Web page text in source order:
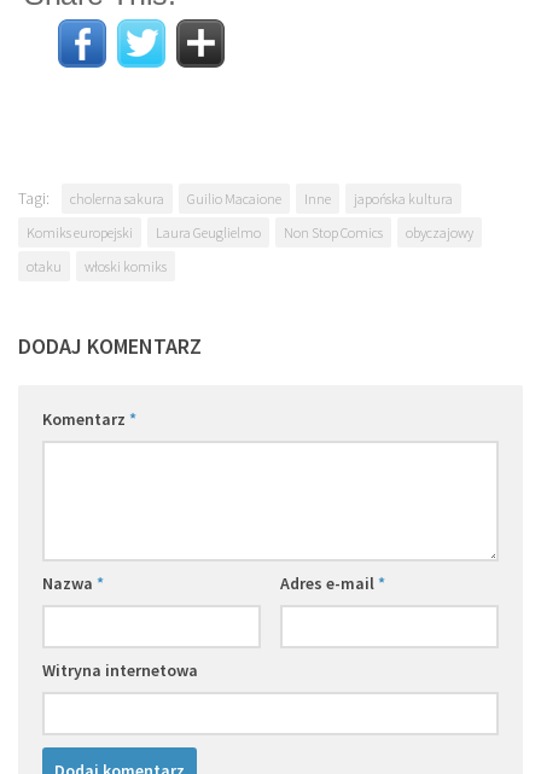
Tagi: cholerna sakura Guilio Macaione Inne
japońska kultura
Komiks europejski
Laura Geuglielmo Non Stop Comics
obyczajowy
otaku
włoski komiks
DODAJ KOMENTARZ
Komentarz *
Nazwa * Adres e-mail*
Witryna internetowa